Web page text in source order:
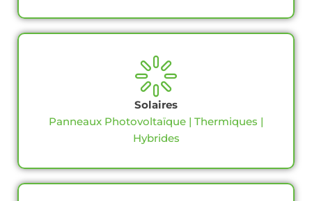
Solaires
Panneaux Photovoltaïque | Thermiques |
Hybrides